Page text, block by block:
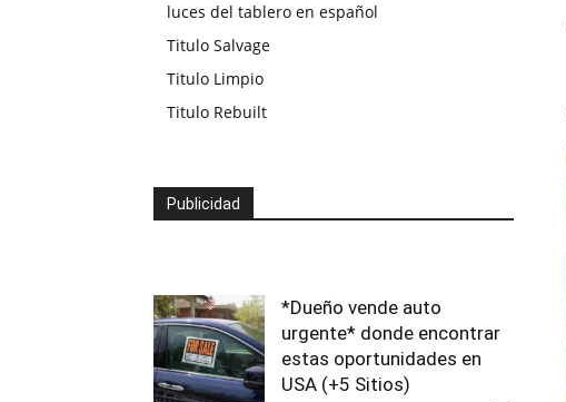
luces del tablero en español
Titulo Salvage
Titulo Limpio
Titulo Rebuilt
Publicidad
*Dueño vende auto
urgente* donde encontrar
estas oportunidades en
USA (+5 Sitios)